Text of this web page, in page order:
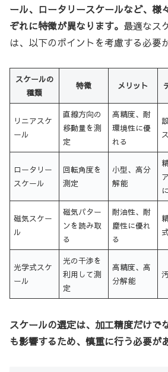
ール、ロータリースケールなど、様
ぞれに特徴が異なります。 最適なス
は、以下のポイントを考慮する必要
スケールの
種類
特徴 メリット
リニアスケ
ール
直線方向の
移動量を測
定
高精度、耐
環境性に優
れる
ロータリー
スケール
回転角度を
測定
小型、高分
解能
磁気スケー
ル
磁気パター
ンを読み取
る
耐油性、耐
塵性に優れ
る
光学式スケ
ール
光の干渉を
利用して測
定
高精度、高
分解能
スケールの選定は、加工精度だけで
も影響するため、慎重に行う必要が